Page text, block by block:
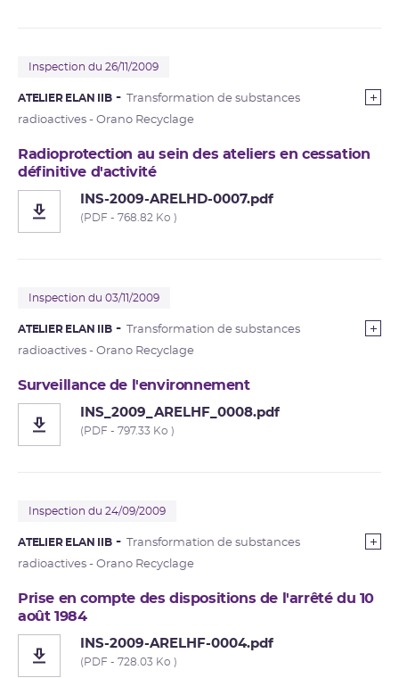
Inspection du 26/11/2009
ATELIER ELAN IIB
Transformation de substances
radioactives - Orano Recyclage
Radioprotection au sein des ateliers en cessation
définitive d'activité
INS-2009-ARELHD-0007.pdf
(PDF - 768.82 Ko )
Inspection du 03/11/2009
ATELIER ELAN IIB
Transformation de substances
radioactives - Orano Recyclage
Surveillance de l'environnement
INS_2009_ARELHF_0008.pdf
(PDF - 797.33 Ko )
Inspection du 24/09/2009
ATELIER ELAN IIB
Transformation de substances
radioactives - Orano Recyclage
Prise en compte des dispositions de l'arrêté du 10
août 1984
INS-2009-ARELHF-0004.pdf
(PDF - 728.03 Ko )